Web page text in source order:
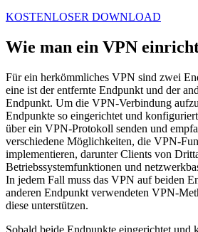
KOSTENLOSER DOWNLOAD
Wie man ein VPN
Für ein herkömmliches VPN sind zwei
eine ist der entfernte Endpunkt und der
Endpunkt. Um die VPN-Verbindung
Endpunkte so eingerichtet und
über ein VPN-Protokoll senden und
verschiedene Möglichkeiten, die VPN-
implementieren, darunter Clients von
Betriebssystemfunktionen und
In jedem Fall muss das VPN auf beiden
anderen Endpunkt verwendeten VPN-
diese unterstützen.